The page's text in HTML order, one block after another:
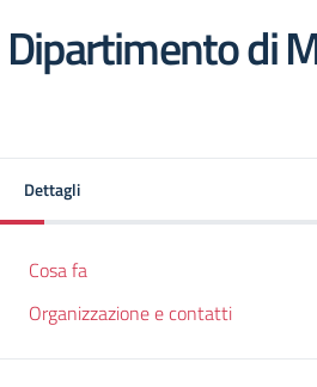
Dipartimento di
Dettagli
Cosa fa
Organizzazione e contatti